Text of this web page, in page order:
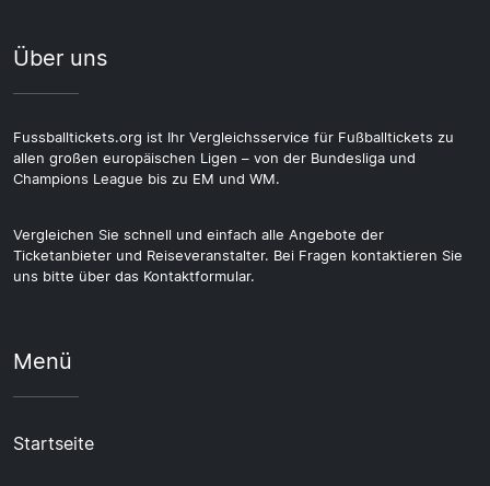
Über uns
Fussballtickets.org ist Ihr Vergleichsservice für Fußballtickets zu
allen großen europäischen Ligen – von der Bundesliga und
Champions League bis zu EM und WM.
Vergleichen Sie schnell und einfach alle Angebote der
Ticketanbieter und Reiseveranstalter. Bei Fragen kontaktieren Sie
uns bitte über das Kontaktformular.
Menü
Startseite